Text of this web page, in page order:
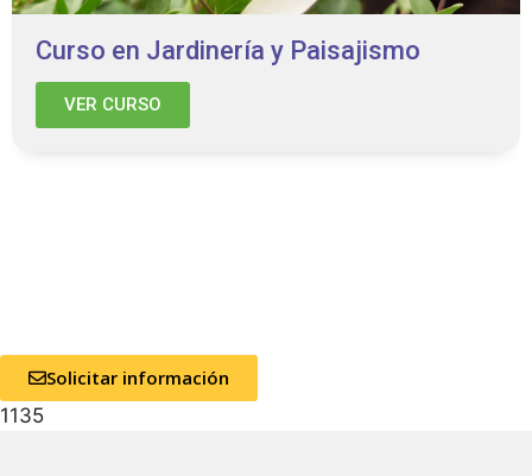
Curso en Jardinería y Paisajismo
VER CURSO
Solicitar información
1135